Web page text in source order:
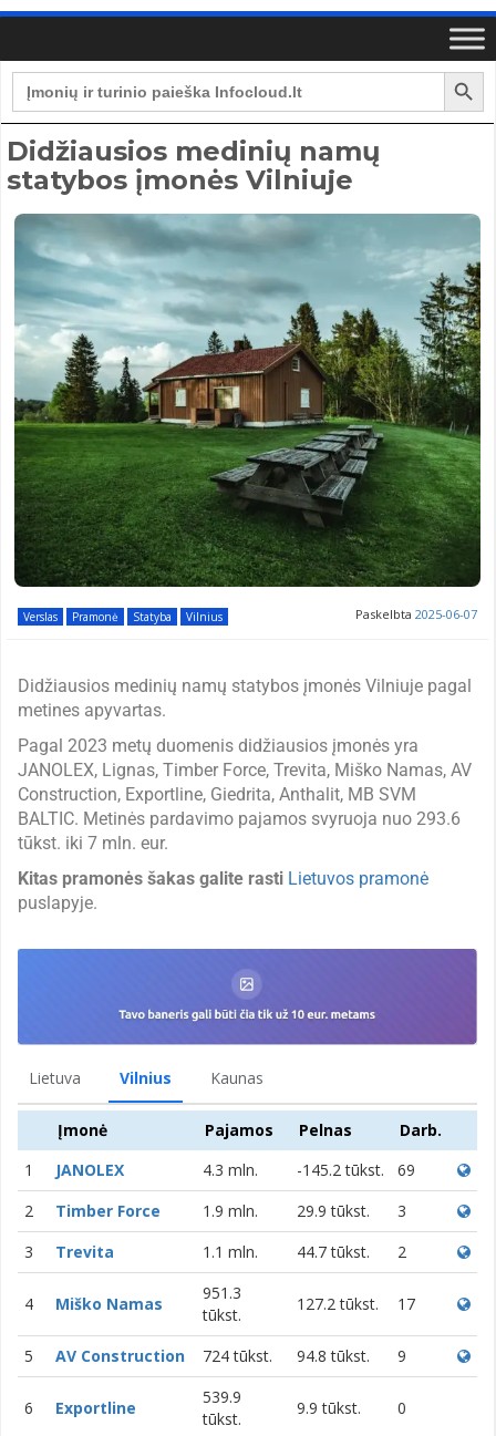
Search
for:
Search Button
Didžiausios medinių namų
statybos įmonės Vilniuje
Verslas Pramonė Statyba Vilnius Paskelbta 2025-06-07
Didžiausios medinių namų statybos įmonės Vilniuje pagal
metines apyvartas.
Pagal 2023 metų duomenis didžiausios įmonės yra
JANOLEX, Lignas, Timber Force, Trevita, Miško Namas, AV
Construction, Exportline, Giedrita, Anthalit, MB SVM
BALTIC. Metinės pardavimo pajamos svyruoja nuo 293.6
tūkst. iki 7 mln. eur.
Kitas pramonės šakas galite rasti Lietuvos pramonė
puslapyje.
Lietuva Vilnius Kaunas
Įmonė Pajamos Pelnas
Darb.
1
JANOLEX 4.3 mln. -145.2 tūkst.
69
2
Timber Force 1.9 mln. 29.9 tūkst.
3
3
Trevita 1.1 mln. 44.7 tūkst. 2
4 Miško Namas
951.3
tūkst.
127.2 tūkst. 17
5 AV Construction 724 tūkst. 94.8 tūkst. 9
6 Exportline
539.9
tūkst.
9.9 tūkst. 0